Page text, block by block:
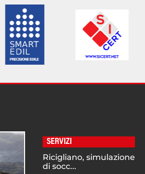
SERVIZI
Ricigliano, simulazione
di socc...